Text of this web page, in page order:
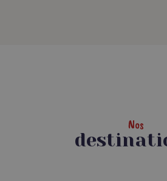
Nos